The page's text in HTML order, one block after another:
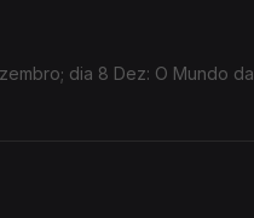
dia 8 Dez: O Mundo da